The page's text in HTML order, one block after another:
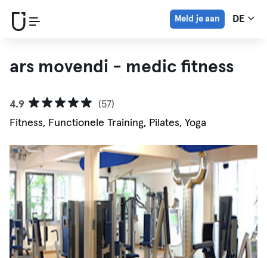
Meld je aan DE
ars movendi - medic fitness
4.9
(57)
Fitness, Functionele Training, Pilates, Yoga